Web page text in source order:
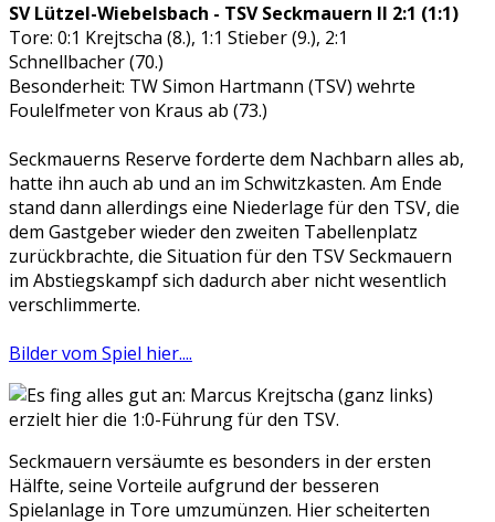
SV Lützel-Wiebelsbach - TSV Seckmauern II 2:1 (1:1)
Tore: 0:1 Krejtscha (8.), 1:1 Stieber (9.), 2:1
Schnellbacher (70.)
Besonderheit: TW Simon Hartmann (TSV) wehrte
Foulelfmeter von Kraus ab (73.)
Seckmauerns Reserve forderte dem Nachbarn alles ab,
hatte ihn auch ab und an im Schwitzkasten. Am Ende
stand dann allerdings eine Niederlage für den TSV, die
dem Gastgeber wieder den zweiten Tabellenplatz
zurückbrachte, die Situation für den TSV Seckmauern
im Abstiegskampf sich dadurch aber nicht wesentlich
verschlimmerte.
Bilder vom Spiel hier....
Seckmauern versäumte es besonders in der ersten
Hälfte, seine Vorteile aufgrund der besseren
Spielanlage in Tore umzumünzen. Hier scheiterten